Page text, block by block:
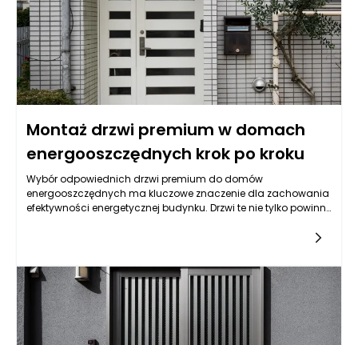
Montaż drzwi premium w domach
energooszczędnych krok po kroku
Wybór odpowiednich drzwi premium do domów
energooszczędnych ma kluczowe znaczenie dla zachowania
efektywności energetycznej budynku. Drzwi te nie tylko powinny
odpowiednią izolację termiczną i akustyczną. Warto zwrócić
parametry izolacyjne. Najczęściej rekomendowanymi
materiałami są drewno, aluminium i PVC, które przy
odpowiedniej konstrukcji mogą znacząco wpłynąć na bilans
energetyczny. Ponadto, drzwi powinny być wyposażone w
wysokiej jakości okucia, które zapewnią długotrwałą
niezawodność oraz wygodę użytkowania.